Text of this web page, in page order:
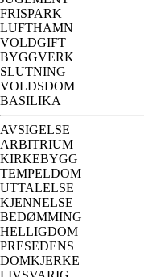
FRISPARK
LUFTHAMN
VOLDGIFT
BYGGVERK
SLUTNING
VOLDSDOM
BASILIKA
AVSIGELSE
ARBITRIUM
KIRKEBYGG
TEMPELDOM
UTTALELSE
KJENNELSE
BEDØMMING
HELLIGDOM
PRESEDENS
DOMKJERKE